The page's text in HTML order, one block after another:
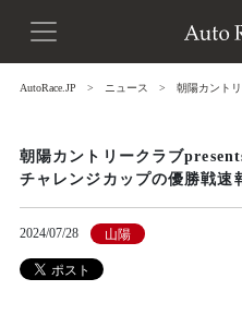
AutoRace.JP ニュース 朝陽カント
朝陽カントリークラブ
チャレンジカップの優勝戦速
2024/07/28 山陽